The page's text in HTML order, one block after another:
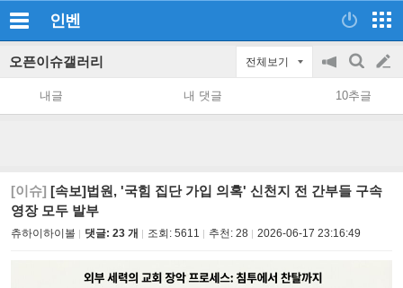
인벤
오픈이슈갤러리 전체보기
공
지
on/off
검
색
글
쓰
내글 내 댓글 10추글
[이슈] [속보]법원, '국힘 집단 가입 의혹' 신천지 전 간부들 구속
영장 모두 발부
츄하이하이볼 댓글: 23 개 조회: 5611 추천: 28 2026-06-17 23:16:49